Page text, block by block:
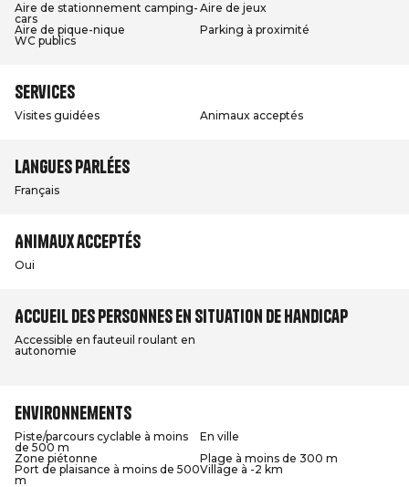
Aire de stationnement camping-
cars
Aire de jeux
Aire de pique-nique
Parking à proximité
WC publics
Services
Visites guidées Animaux acceptés
Langues parlées
Français
Animaux acceptés
Oui
Accueil des personnes en situation de handicap
Accessible en fauteuil roulant en
autonomie
Environnements
Piste/parcours cyclable à moins
de 500 m
En ville
Zone piétonne
Plage à moins de 300 m
Port de plaisance à moins de 500
m
Village à -2 km